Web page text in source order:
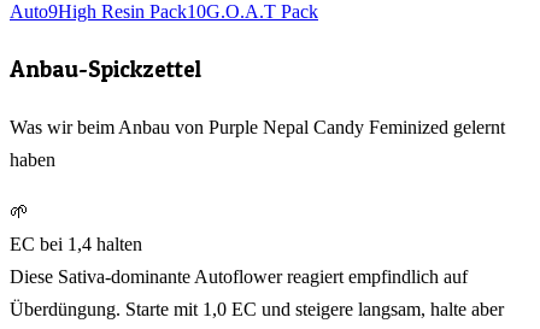
Auto9High Resin Pack10G.O.A.T Pack
Anbau-Spickzettel
Was wir beim Anbau von Purple Nepal Candy Feminized gelernt
haben
🌱
EC bei 1,4 halten
Diese Sativa-dominante Autoflower reagiert empfindlich auf
Überdüngung. Starte mit 1,0 EC und steigere langsam, halte aber